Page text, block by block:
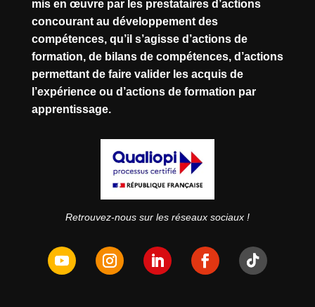
mis en œuvre par les prestataires d’actions
concourant au développement des
compétences, qu’il s’agisse d’actions de
formation, de bilans de compétences, d’actions
permettant de faire valider les acquis de
l’expérience ou d’actions de formation par
apprentissage.
Retrouvez-nous sur les réseaux sociaux !